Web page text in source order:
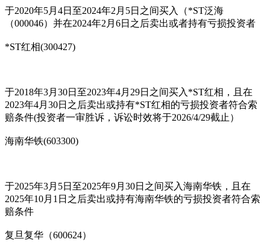
于2020年5月4日至2024年2月5日之间买入（*ST泛海
（000046）并在2024年2月6日之后卖出或者持有亏损投资者
*ST红相(300427)
于2018年3月30日至2023年4月29日之间买入*ST红相，且在
2023年4月30日之后卖出或持有*ST红相的亏损投资者符合索
赔条件(投资者一审胜诉，诉讼时效将于2026/4/29截止）
海南华铁(603300)
于2025年3月5日至2025年9月30日之间买入海南华铁，且在
2025年10月1日之后卖出或持有海南华铁的亏损投资者符合索
赔条件
复旦复华（600624）